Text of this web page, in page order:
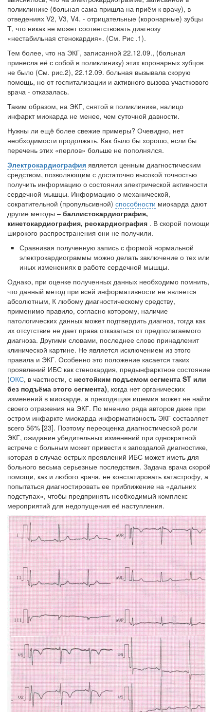
поликлинике (больная сама пришла на приём к врачу), в
отведениях V2, V3, V4. - отрицательные (коронарные) зубцы
Т, что никак не может соответствовать диагнозу
«нестабильная стенокардия». (См. Рис .1).
Тем более, что на ЭКГ, записанной 22.12.09., (больная
принесла её с собой в поликлинику) этих коронарных зубцов
не было (См. рис.2), 22.12.09. больная вызывала скорую
помощь, но от госпитализации и активного вызова участкового
врача - отказалась.
Таким образом, на ЭКГ, снятой в поликлинике, налицо
инфаркт миокарда не менее, чем суточной давности.
Нужны ли ещё более свежие примеры? Очевидно, нет
необходимости продолжать. Как было бы хорошо, если бы
перечень этих «перлов» больше не пополнялся.
Электрокардиография является ценным диагностическим
средством, позволяющим с достаточно высокой точностью
получить информацию о состоянии электрической активности
сердечной мышцы. Информацию о механической,
сократительной (пропульсивной) способности миокарда дают
другие методы – баллистокардиография,
кинетокардиография, реокардиография . В скорой помощи
широкого распространения они не получили.
Сравнивая полученную запись с формой нормальной
электрокардиограммы можно делать заключение о тех или
иных изменениях в работе сердечной мышцы.
Однако, при оценке полученных данных необходимо помнить,
что данный метод при всей информативности не является
абсолютным, К любому диагностическому средству,
применимо правило, согласно которому, наличие
патологических данных может подтвердить диагноз, тогда как
их отсутствие не дает права отказаться от предполагаемого
диагноза. Другими словами, последнее слово принадлежит
клинической картине. Не является исключением из этого
правила и ЭКГ. Особенно это положение касается таких
проявлений ИБС как стенокардия, предынфарктное состояние
(ОКС, в частности, с нестойким подъемом сегмента ST или
без подъёма этого сегмента), когда нет органических
изменений в миокарде, а преходящая ишемия может не найти
своего отражения на ЭКГ. По мнению ряда авторов даже при
остром инфаркте миокарда информативность ЭКГ составляет
всего 56% [23]. Поэтому переоценка диагностической роли
ЭКГ, ожидание убедительных изменений при однократной
встрече с больным может привести к запоздалой диагностике,
которая в случае острых проявлений ИБС может иметь для
больного весьма серьезные последствия. Задача врача скорой
помощи, как и любого врача, не констатировать катастрофу, а
попытаться диагностировать ее приближение на «дальних
подступах», чтобы предпринять необходимый комплекс
мероприятий для недопущения её наступления.